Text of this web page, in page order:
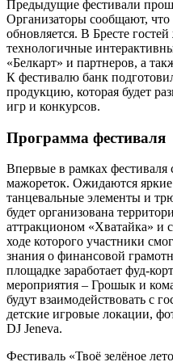
Предыдущие фестивали
Организаторы сообщают, что
обновляется. В Бресте
технологичные
«Белкарт» и партнеров, а
К фестивалю банк
продукцию, которая будет
игр и конкурсов.
Программа фестиваля
Впервые в рамках фестиваля
мажореток. Ожидаются
танцевальные элементы и
будет организована
аттракционом «Хватайка» и
ходе которого участники
знания о финансовой
площадке заработает фуд-
мероприятия – Грошык и
будут взаимодействовать с
детские игровые локации,
DJ Jeneva.
Фестиваль «Твоё зелёное